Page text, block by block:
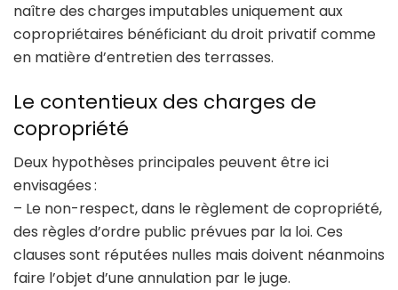
naître des charges imputables uniquement aux
copropriétaires bénéficiant du droit privatif comme
en matière d’entretien des terrasses.
Le contentieux des charges de
copropriété
Deux hypothèses principales peuvent être ici
envisagées :
– Le non-respect, dans le règlement de copropriété,
des règles d’ordre public prévues par la loi. Ces
clauses sont réputées nulles mais doivent néanmoins
faire l’objet d’une annulation par le juge.